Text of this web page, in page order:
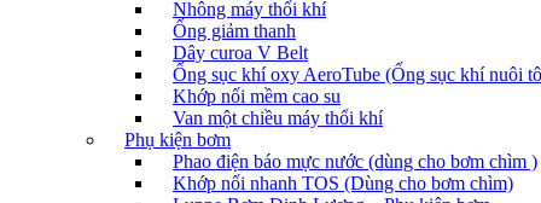
Nhông máy thổi khí
Ống giảm thanh
Dây curoa V Belt
Ống sục khí oxy AeroTube (Ống sục khí nuôi
Khớp nối mềm cao su
Van một chiều máy thổi khí
Phụ kiện bơm
Phao điện báo mực nước (dùng cho bơm chìm )
Khớp nối nhanh TOS (Dùng cho bơm chìm)